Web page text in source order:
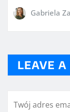
Gabriela
LEAVE A
Twój adres